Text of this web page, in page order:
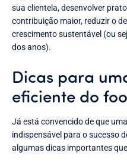
sua clientela, desenvolver
contribuição maior, reduzir o
crescimento sustentável (ou
dos anos).
Dicas para
eficiente do
Já está convencido de que
indispensável para o sucesso
algumas dicas importantes